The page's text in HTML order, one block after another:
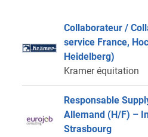
Collaborateur /
service France,
Heidelberg)
Kramer équitation
Responsable
Allemand (H/F) –
Strasbourg